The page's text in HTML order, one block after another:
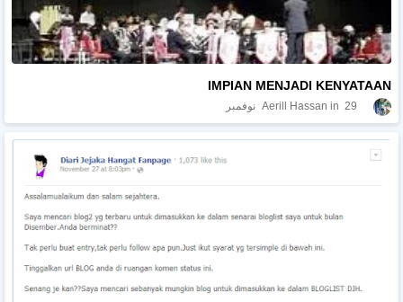
IMPIAN MENJADI KENYATAAN
Aerill Hassan 29 نوفمبر